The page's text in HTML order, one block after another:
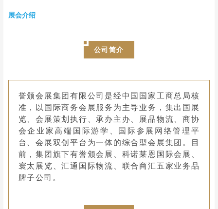
展会介绍
公司简介
誉颁会展集团有限公司是经中国国家工商总局核
准，以国际商务会展服务为主导业务，集出国展
览、会展策划执行、承办主办、展品物流、商协
会企业家高端国际游学、国际参展网络管理平
台、会展双创平台为一体的综合型会展集团。目
前，集团旗下有誉颁会展、科诺莱恩国际会展、
寰太展览、汇通国际物流、联合商汇五家业务品
牌子公司。